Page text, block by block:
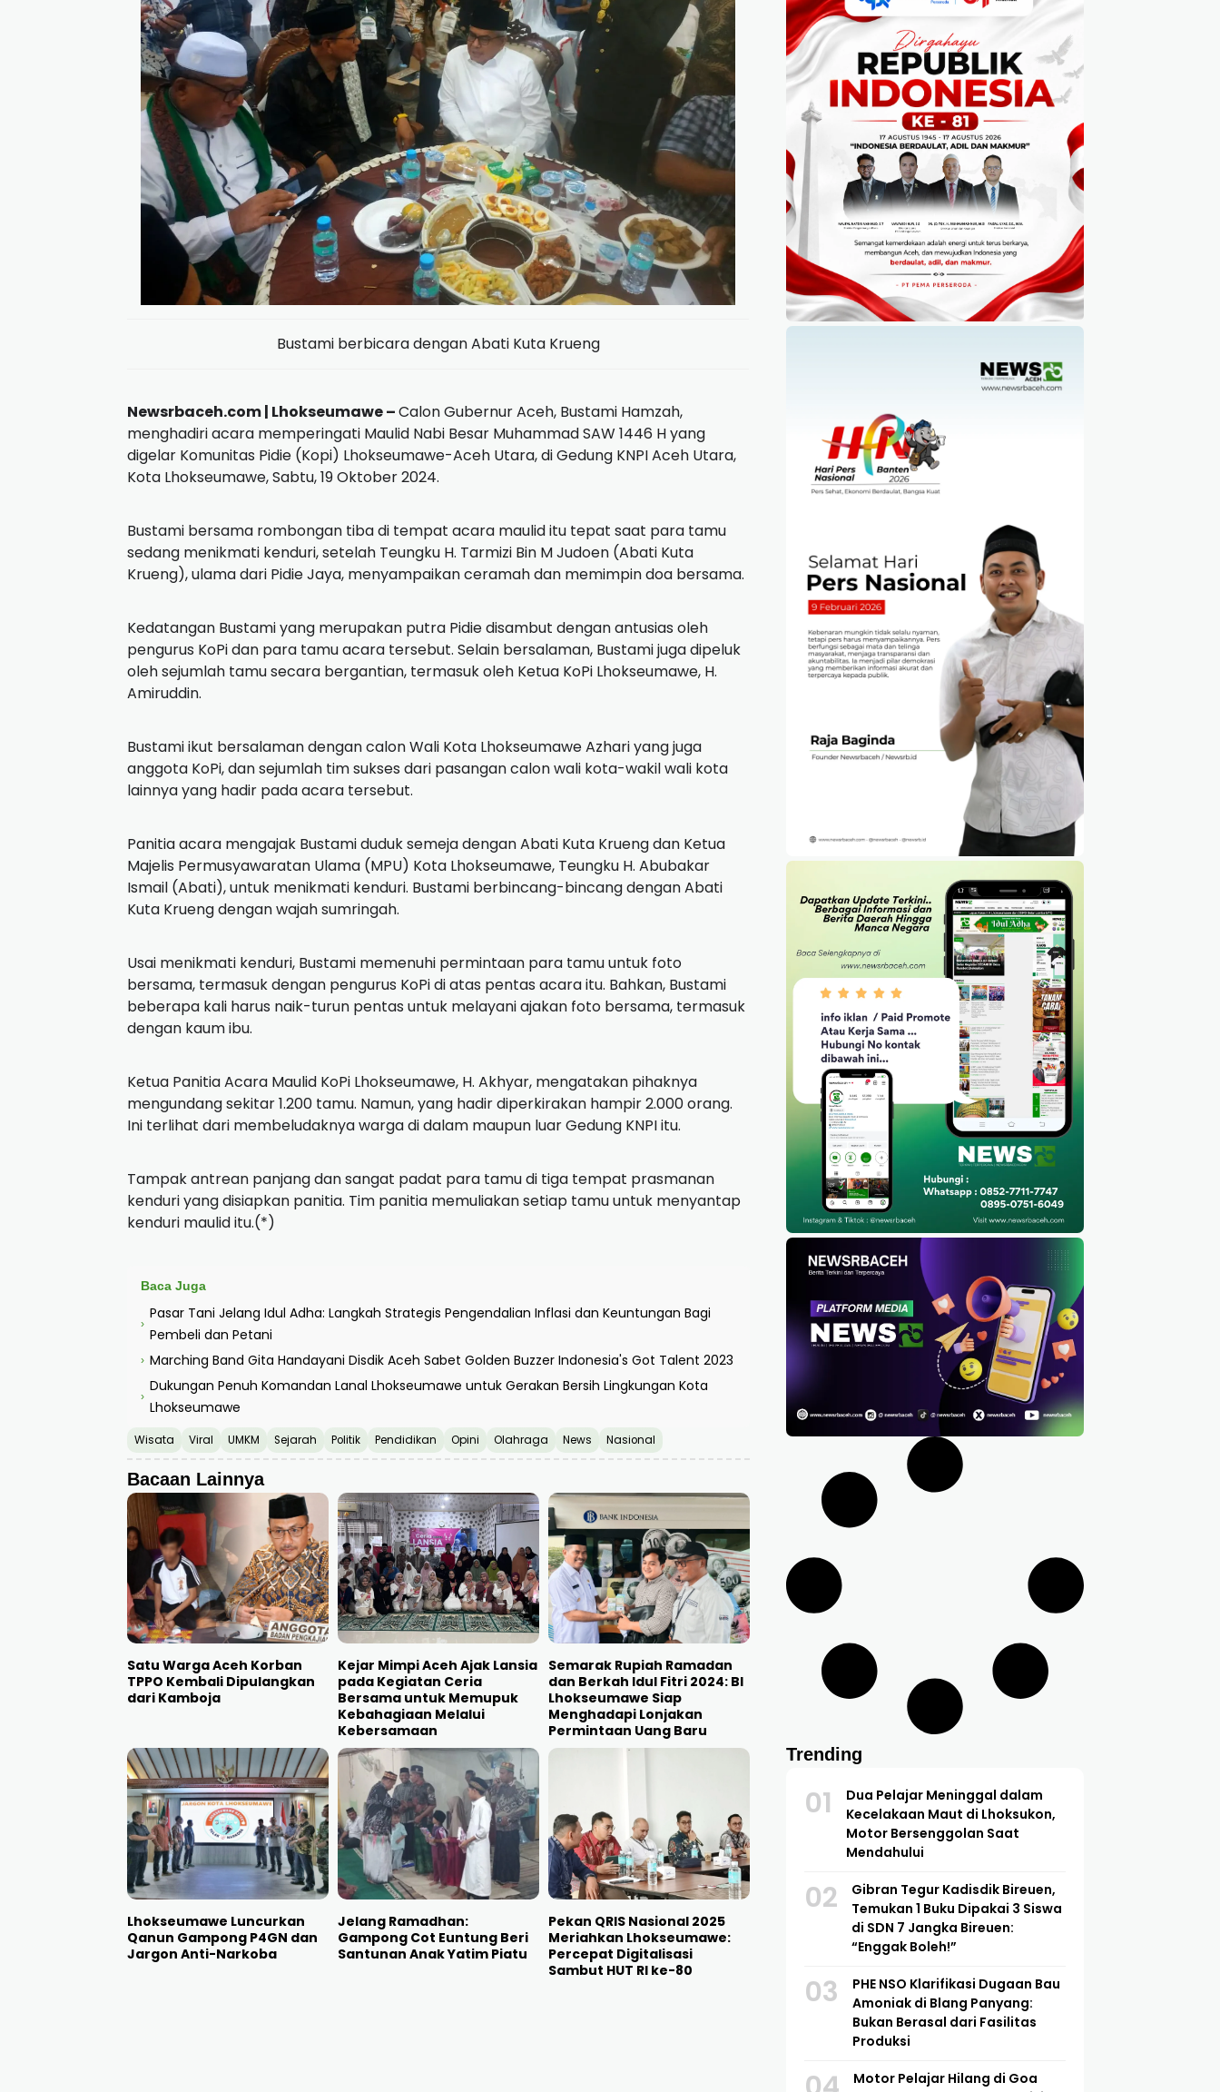
Bustami berbicara dengan Abati Kuta Krueng
Newsrbaceh.com | Lhokseumawe –Calon Gubernur Aceh, Bustami Hamzah,
menghadiri acara memperingati Maulid Nabi Besar Muhammad SAW 1446 H yang
digelar Komunitas Pidie (Kopi) Lhokseumawe-Aceh Utara, di Gedung KNPI Aceh Utara,
Kota Lhokseumawe, Sabtu, 19 Oktober 2024.
Bustami bersama rombongan tiba di tempat acara maulid itu tepat saat para tamu
sedang menikmati kenduri, setelah Teungku H. Tarmizi Bin M Judoen (Abati Kuta
Krueng), ulama dari Pidie Jaya, menyampaikan ceramah dan memimpin doa bersama.
Kedatangan Bustami yang merupakan putra Pidie disambut dengan antusias oleh
pengurus KoPi dan para tamu acara tersebut. Selain bersalaman, Bustami juga dipeluk
oleh sejumlah tamu secara bergantian, termasuk oleh Ketua KoPi Lhokseumawe, H.
Amiruddin.
Bustami ikut bersalaman dengan calon Wali Kota Lhokseumawe Azhari yang juga
anggota KoPi, dan sejumlah tim sukses dari pasangan calon wali kota-wakil wali kota
lainnya yang hadir pada acara tersebut.
Panitia acara mengajak Bustami duduk semeja dengan Abati Kuta Krueng dan Ketua
Majelis Permusyawaratan Ulama (MPU) Kota Lhokseumawe, Teungku H. Abubakar
Ismail (Abati), untuk menikmati kenduri. Bustami berbincang-bincang dengan Abati
Kuta Krueng dengan wajah sumringah.
Usai menikmati kenduri, Bustami memenuhi permintaan para tamu untuk foto
bersama, termasuk dengan pengurus KoPi di atas pentas acara itu. Bahkan, Bustami
beberapa kali harus naik-turun pentas untuk melayani ajakan foto bersama, termasuk
dengan kaum ibu.
Ketua Panitia Acara Maulid KoPi Lhokseumawe, H. Akhyar, mengatakan pihaknya
mengundang sekitar 1.200 tamu. Namun, yang hadir diperkirakan hampir 2.000 orang.
Ini terlihat dari membeludaknya warga di dalam maupun luar Gedung KNPI itu.
Tampak antrean panjang dan sangat padat para tamu di tiga tempat prasmanan
kenduri yang disiapkan panitia. Tim panitia memuliakan setiap tamu untuk menyantap
kenduri maulid itu.(*)
Baca Juga
›
Pasar Tani Jelang Idul Adha: Langkah Strategis Pengendalian Inflasi dan Keuntungan Bagi
Pembeli dan Petani
› Marching Band Gita Handayani Disdik Aceh Sabet Golden Buzzer Indonesia's Got Talent 2023
›
Dukungan Penuh Komandan Lanal Lhokseumawe untuk Gerakan Bersih Lingkungan Kota
Lhokseumawe
Wisata Viral UMKM Sejarah Politik Pendidikan Opini Olahraga News Nasional
Bacaan Lainnya
Satu Warga Aceh Korban
TPPO Kembali Dipulangkan
dari Kamboja
Kejar Mimpi Aceh Ajak Lansia
pada Kegiatan Ceria
Bersama untuk Memupuk
Kebahagiaan Melalui
Kebersamaan
Semarak Rupiah Ramadan
dan Berkah Idul Fitri 2024: BI
Lhokseumawe Siap
Menghadapi Lonjakan
Permintaan Uang Baru
Lhokseumawe Luncurkan
Qanun Gampong P4GN dan
Jargon Anti-Narkoba
Jelang Ramadhan:
Gampong Cot Euntung Beri
Santunan Anak Yatim Piatu
Pekan QRIS Nasional 2025
Meriahkan Lhokseumawe:
Percepat Digitalisasi
Sambut HUT RI ke-80
Trending
01
Dua Pelajar Meninggal dalam
Kecelakaan Maut di Lhoksukon,
Motor Bersenggolan Saat
Mendahului
02
Gibran Tegur Kadisdik Bireuen,
Temukan 1 Buku Dipakai 3 Siswa
di SDN 7 Jangka Bireuen:
“Enggak Boleh!”
03
PHE NSO Klarifikasi Dugaan Bau
Amoniak di Blang Panyang:
Bukan Berasal dari Fasilitas
Produksi
Motor Pelajar Hilang di Goa